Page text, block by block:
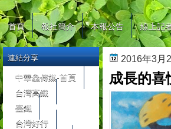
首頁 報社簡介 本報公告 線上記
2016年3月
成長的喜
連結分享
中華鱻傳媒-首頁
台灣高鐵
臺鐵
台灣好行